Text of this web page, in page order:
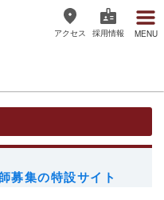
アクセス 採用情報 MENU
募集の特設サイト